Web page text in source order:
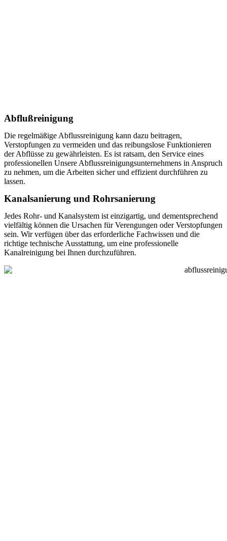
Abflußreinigung
Die regelmäßige Abflussreinigung kann dazu beitragen,
Verstopfungen zu vermeiden und das reibungslose Funktionieren
der Abflüsse zu gewährleisten. Es ist ratsam, den Service eines
professionellen Unsere Abflussreinigungsunternehmens in Anspruch
zu nehmen, um die Arbeiten sicher und effizient durchführen zu
lassen.
Kanalsanierung und Rohrsanierung
Jedes Rohr- und Kanalsystem ist einzigartig, und dementsprechend
vielfältig können die Ursachen für Verengungen oder Verstopfungen
sein. Wir verfügen über das erforderliche Fachwissen und die
richtige technische Ausstattung, um eine professionelle
Kanalreinigung bei Ihnen durchzuführen.